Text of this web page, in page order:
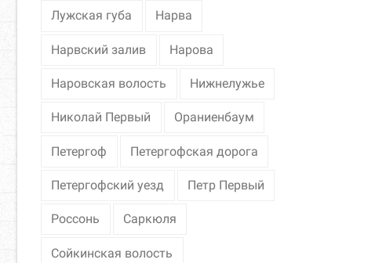
Лужская губа Нарва
Нарвский залив Нарова
Наровская волость Нижнелужье
Николай Первый Ораниенбаум
Петергоф Петергофская дорога
Петергофский уезд Петр Первый
Россонь Саркюля
Сойкинская волость